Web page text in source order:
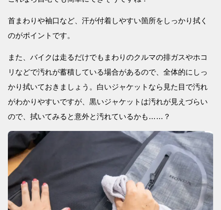
首まわりや袖口など、汗が付着しやすい箇所をしっかり拭く
のがポイントです。
また、バイクは走るだけでもまわりのクルマの排ガスやホコ
リなどで汚れが蓄積している場合があるので、全体的にしっ
かり拭いておきましょう。白いジャケットなら見た目で汚れ
がわかりやすいですが、黒いジャケットは汚れが見えづらい
ので、拭いてみると意外と汚れているかも……？